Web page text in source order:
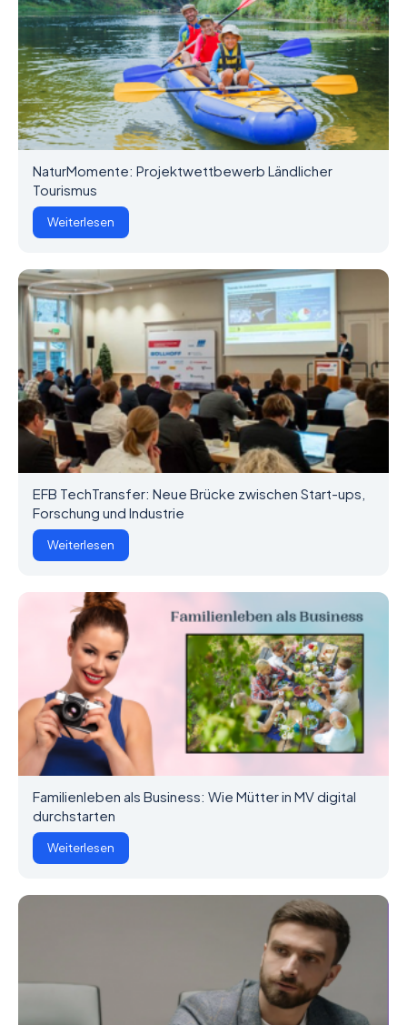
NaturMomente: Projektwettbewerb Ländlicher
Tourismus
Weiterlesen
EFB TechTransfer: Neue Brücke zwischen Start-ups,
Forschung und Industrie
Weiterlesen
Familienleben als Business: Wie Mütter in MV digital
durchstarten
Weiterlesen